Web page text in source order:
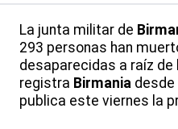
La junta militar de
293 personas han
desaparecidas a raíz de
registra Birmania desde
publica este viernes la